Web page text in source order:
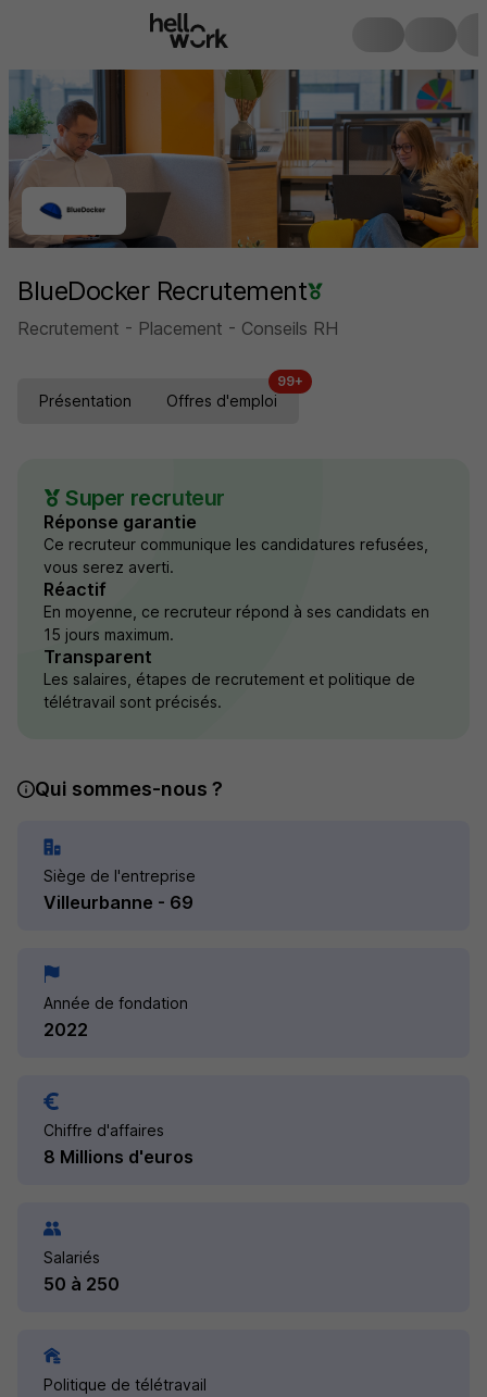
BlueDocker Recrutement
Recrutement - Placement - Conseils RH
Présentation Offres d'emploi
99+
Super recruteur
Réponse garantie
Ce recruteur communique les candidatures refusées,
vous serez averti.
Réactif
En moyenne, ce recruteur répond à ses candidats en
15 jours maximum.
Transparent
Les salaires, étapes de recrutement et politique de
télétravail sont précisés.
Qui sommes-nous ?
Siège de l'entreprise
Villeurbanne - 69
Année de fondation
2022
Chiffre d'affaires
8 Millions d'euros
Salariés
50 à 250
Politique de télétravail